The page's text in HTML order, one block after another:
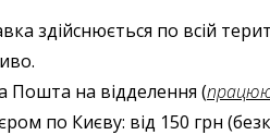
здійснюється по всій
Пошта на відделення (
по Києву: від 150 грн